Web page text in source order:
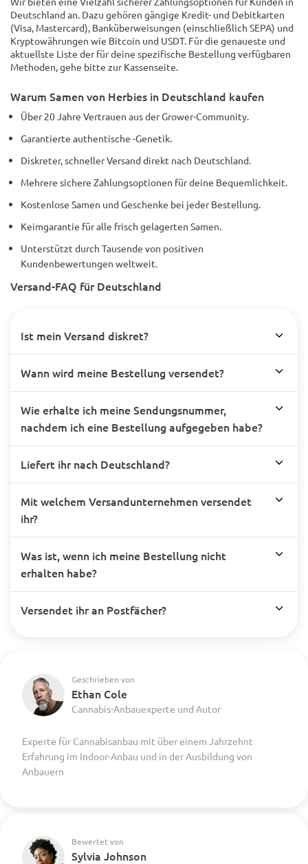
Deutschland an. Dazu gehören gängige Kredit- und Debitkarten
(Visa, Mastercard), Banküberweisungen (einschließlich SEPA) und
Kryptowährungen wie Bitcoin und USDT. Für die genaueste und
aktuellste Liste der für deine spezifische Bestellung verfügbaren
Methoden, gehe bitte zur Kassenseite.
Warum Samen von Herbies in Deutschland kaufen
Über 20 Jahre Vertrauen aus der Grower-Community.
Garantierte authentische -Genetik.
Diskreter, schneller Versand direkt nach Deutschland.
Mehrere sichere Zahlungsoptionen für deine Bequemlichkeit.
Kostenlose Samen und Geschenke bei jeder Bestellung.
Keimgarantie für alle frisch gelagerten Samen.
Unterstützt durch Tausende von positiven
Kundenbewertungen weltweit.
Versand-FAQ für Deutschland
Ist mein Versand diskret?
Wann wird meine Bestellung versendet?
Wie erhalte ich meine Sendungsnummer,
nachdem ich eine Bestellung aufgegeben habe?
Liefert ihr nach Deutschland?
Mit welchem Versandunternehmen versendet
ihr?
Was ist, wenn ich meine Bestellung nicht
erhalten habe?
Versendet ihr an Postfächer?
Geschrieben von
Ethan Cole
Cannabis-Anbauexperte und Autor
Experte für Cannabisanbau mit über einem Jahrzehnt
Erfahrung im Indoor-Anbau und in der Ausbildung von
Anbauern
Bewertet von
Sylvia Johnson